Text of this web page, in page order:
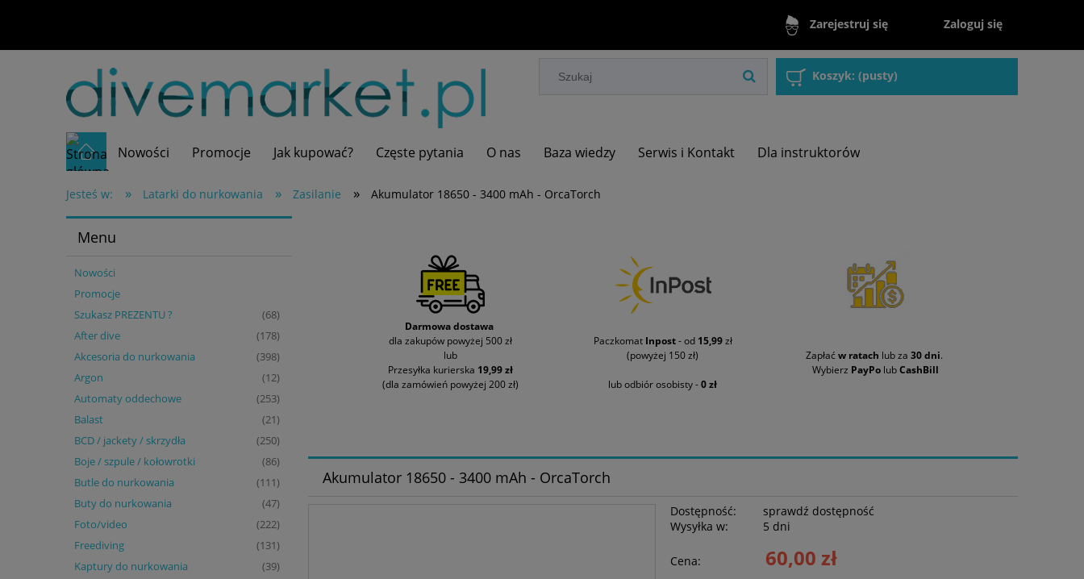
Zarejestruj się Zaloguj się
Koszyk: (pusty)
Nowości Promocje Jak kupować? Częste pytania O nas Baza wiedzy Serwis i Kontakt Dla instruktorów
Jesteś w: » Latarki do nurkowania » Zasilanie » Akumulator 18650 - 3400 mAh - OrcaTorch
Menu
Nowości
Promocje
Szukasz PREZENTU ?
(68)
After dive (178)
Akcesoria do nurkowania (398)
Argon (12)
Automaty oddechowe (253)
Balast (21)
BCD / jackety / skrzydła (250)
Boje / szpule / kołowrotki (86)
Butle do nurkowania (111)
Buty do nurkowania (47)
Foto/video (222)
Freediving (131)
Kaptury do nurkowania (39)
Darmowa dostawa
dla zakupów powyżej 500 zł
lub
Przesyłka kurierska 19,99 zł
(dla zamówień powyżej 200 zł)
PaczkomatInpost- od 15,99zł
(powyżej 150 zł)
lub odbiór osobisty -0 zł
Zapłać w ratach lub za 30 dni.
Wybierz PayPo lubCashBill
Akumulator 18650 - 3400 mAh - OrcaTorch
Dostępność:
sprawdź dostępność
Wysyłka w:
5 dni
Cena: 60,00 zł